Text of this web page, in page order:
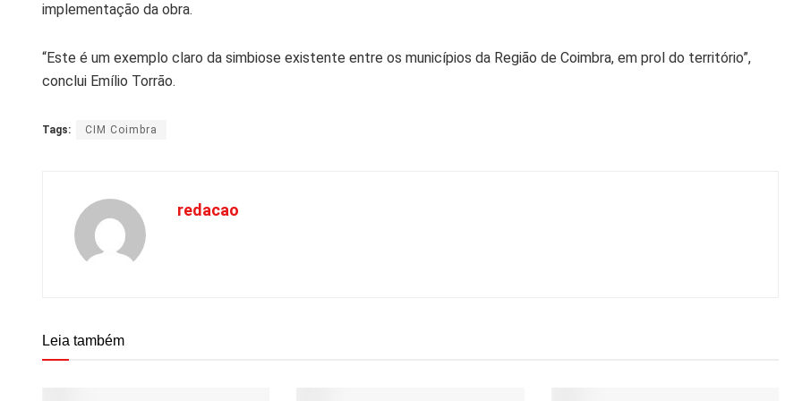
implementação da obra.
“Este é um exemplo claro da simbiose existente entre os municípios da Região de Coimbra, em prol do território”,
conclui Emílio Torrão.
Tags: CIM Coimbra
redacao
Leia também